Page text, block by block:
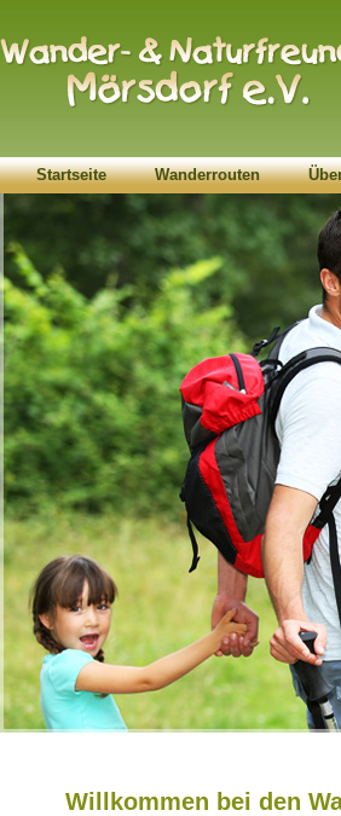
Startseite Wanderrouten
Willkommen bei den